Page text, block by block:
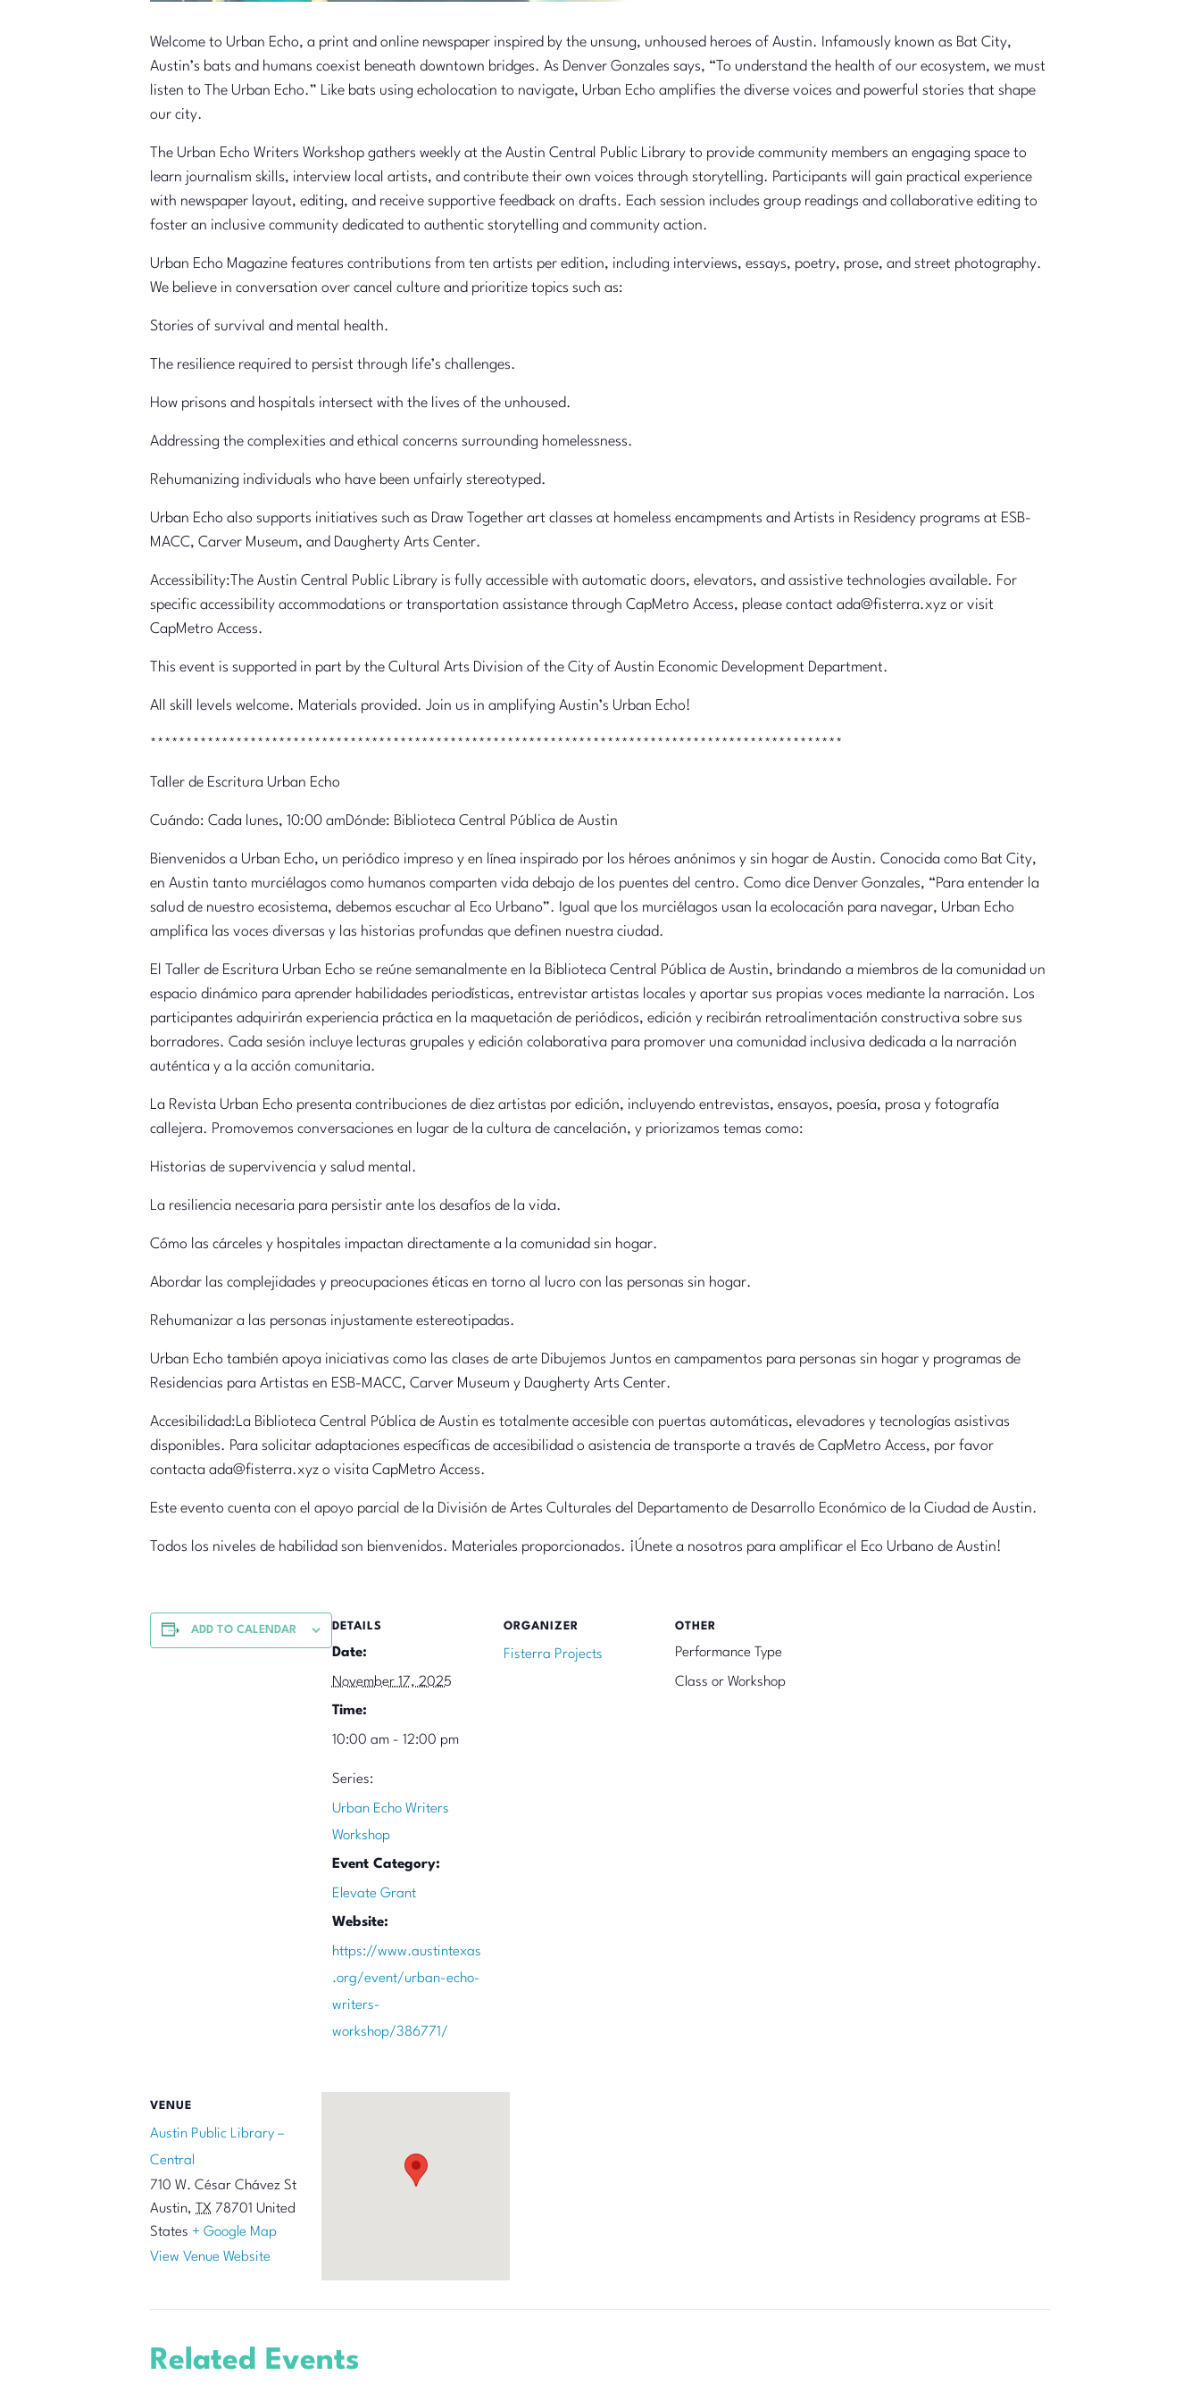
Welcome to Urban Echo, a print and online newspaper inspired by the unsung, unhoused heroes of Austin. Infamously known as Bat City,
Austin’s bats and humans coexist beneath downtown bridges. As Denver Gonzales says, “To understand the health of our ecosystem, we must
listen to The Urban Echo.” Like bats using echolocation to navigate, Urban Echo amplifies the diverse voices and powerful stories that shape
our city.
The Urban Echo Writers Workshop gathers weekly at the Austin Central Public Library to provide community members an engaging space to
learn journalism skills, interview local artists, and contribute their own voices through storytelling. Participants will gain practical experience
with newspaper layout, editing, and receive supportive feedback on drafts. Each session includes group readings and collaborative editing to
foster an inclusive community dedicated to authentic storytelling and community action.
Urban Echo Magazine features contributions from ten artists per edition, including interviews, essays, poetry, prose, and street photography.
We believe in conversation over cancel culture and prioritize topics such as:
Stories of survival and mental health.
The resilience required to persist through life’s challenges.
How prisons and hospitals intersect with the lives of the unhoused.
Addressing the complexities and ethical concerns surrounding homelessness.
Rehumanizing individuals who have been unfairly stereotyped.
Urban Echo also supports initiatives such as Draw Together art classes at homeless encampments and Artists in Residency programs at ESB-
MACC, Carver Museum, and Daugherty Arts Center.
Accessibility:The Austin Central Public Library is fully accessible with automatic doors, elevators, and assistive technologies available. For
specific accessibility accommodations or transportation assistance through CapMetro Access, please contact ada@fisterra.xyz or visit
CapMetro Access.
This event is supported in part by the Cultural Arts Division of the City of Austin Economic Development Department.
All skill levels welcome. Materials provided. Join us in amplifying Austin’s Urban Echo!
*************************************************************************************************
Taller de Escritura Urban Echo
Cuándo: Cada lunes, 10:00 amDónde: Biblioteca Central Pública de Austin
Bienvenidos a Urban Echo, un periódico impreso y en línea inspirado por los héroes anónimos y sin hogar de Austin. Conocida como Bat City,
en Austin tanto murciélagos como humanos comparten vida debajo de los puentes del centro. Como dice Denver Gonzales, “Para entender la
salud de nuestro ecosistema, debemos escuchar al Eco Urbano”. Igual que los murciélagos usan la ecolocación para navegar, Urban Echo
amplifica las voces diversas y las historias profundas que definen nuestra ciudad.
El Taller de Escritura Urban Echo se reúne semanalmente en la Biblioteca Central Pública de Austin, brindando a miembros de la comunidad un
espacio dinámico para aprender habilidades periodísticas, entrevistar artistas locales y aportar sus propias voces mediante la narración. Los
participantes adquirirán experiencia práctica en la maquetación de periódicos, edición y recibirán retroalimentación constructiva sobre sus
borradores. Cada sesión incluye lecturas grupales y edición colaborativa para promover una comunidad inclusiva dedicada a la narración
auténtica y a la acción comunitaria.
La Revista Urban Echo presenta contribuciones de diez artistas por edición, incluyendo entrevistas, ensayos, poesía, prosa y fotografía
callejera. Promovemos conversaciones en lugar de la cultura de cancelación, y priorizamos temas como:
Historias de supervivencia y salud mental.
La resiliencia necesaria para persistir ante los desafíos de la vida.
Cómo las cárceles y hospitales impactan directamente a la comunidad sin hogar.
Abordar las complejidades y preocupaciones éticas en torno al lucro con las personas sin hogar.
Rehumanizar a las personas injustamente estereotipadas.
Urban Echo también apoya iniciativas como las clases de arte Dibujemos Juntos en campamentos para personas sin hogar y programas de
Residencias para Artistas en ESB-MACC, Carver Museum y Daugherty Arts Center.
Accesibilidad:La Biblioteca Central Pública de Austin es totalmente accesible con puertas automáticas, elevadores y tecnologías asistivas
disponibles. Para solicitar adaptaciones específicas de accesibilidad o asistencia de transporte a través de CapMetro Access, por favor
contacta ada@fisterra.xyz o visita CapMetro Access.
Este evento cuenta con el apoyo parcial de la División de Artes Culturales del Departamento de Desarrollo Económico de la Ciudad de Austin.
Todos los niveles de habilidad son bienvenidos. Materiales proporcionados. ¡Únete a nosotros para amplificar el Eco Urbano de Austin!
ADD TO CALENDAR DETAILS
Date:
November 17, 2025
Time:
10:00 am - 12:00 pm
Series:
Urban Echo Writers
Workshop
Event Category:
Elevate Grant
Website:
https://www.austintexas
.org/event/urban-echo-
writers-
workshop/386771/
ORGANIZER
Fisterra Projects
OTHER
Performance Type
Class or Workshop
VENUE
Austin Public Library –
Central
710 W. César Chávez St
Austin, TX 78701 United
States + Google Map
View Venue Website
Related Events